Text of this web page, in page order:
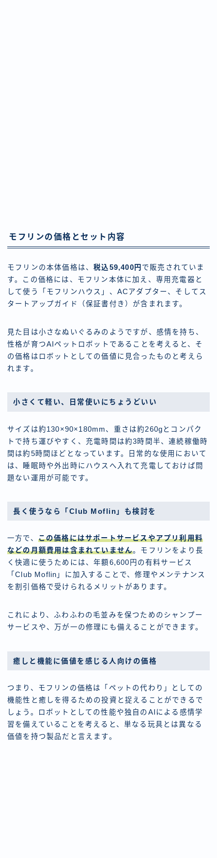
モフリンの価格とセット内容
モフリンの本体価格は、税込59,400円 で販売されていま
す。この価格には、モフリン本体に加え、専用充電器と
して使う「モフリンハウス」、ACアダプター、そしてス
タートアップガイド（保証書付き）が含まれます。
見た目は小さなぬいぐるみのようですが、感情を持ち、
性格が育つAIペットロボットであることを考えると、そ
の価格はロボットとしての価値に見合ったものと考えら
れます。
小さくて軽い、日常使いにちょうどいい
サイズは約130×90×180mm、重さは約260gとコンパク
トで持ち運びやすく、充電時間は約3時間半、連続稼働時
間は約5時間ほどとなっています。日常的な使用において
は、睡眠時や外出時にハウスへ入れて充電しておけば問
題ない運用が可能です。
長く使うなら「Club Moflin」も検討を
一方で、 この価格にはサポートサービスやアプリ利用料
などの月額費用は含まれていません。モフリンをより長
く快適に使うためには、年額6,600円の有料サービス
「Club Moflin」に加入することで、修理やメンテナンス
を割引価格で受けられるメリットがあります。
これにより、ふわふわの毛並みを保つためのシャンプー
サービスや、万が一の修理にも備えることができます。
癒しと機能に価値を感じる人向けの価格
つまり、モフリンの価格は「ペットの代わり」としての
機能性と癒しを得るための投資と捉えることができるで
しょう。ロボットとしての性能や独自のAIによる感情学
習を備えていることを考えると、単なる玩具とは異なる
価値を持つ製品だと言えます。